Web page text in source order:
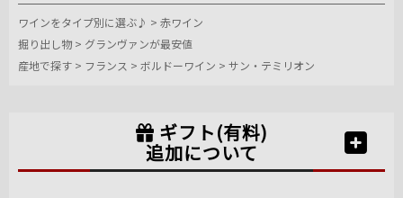
ワインをタイプ別に選ぶ♪ > 赤ワイン
掘り出し物 > グランヴァンが最安値
産地で探す > フランス > ボルドーワイン > サン・テミリオン
ギフト(有料)
追加について